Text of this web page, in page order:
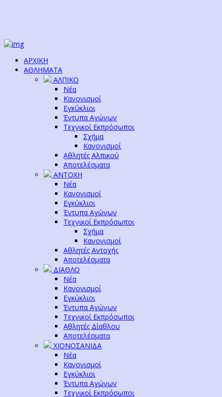
ΑΡΧΙΚΗ
ΑΘΛΗΜΑΤΑ
ΑΛΠΙΚΟ
Νέα
Κανονισμοί
Εγκύκλιοι
Έντυπα Αγώνων
Τεχνικοί Εκπρόσωποι
Σχήμα
Κανονισμοί
Αθλητές Αλπικού
Αποτελέσματα
ΑΝΤΟΧΗ
Νέα
Κανονισμοί
Εγκύκλιοι
Έντυπα Αγώνων
Τεχνικοί Εκπρόσωποι
Σχήμα
Κανονισμοί
Αθλητές Αντοχής
Αποτελέσματα
ΔΙΑΘΛΟ
Νέα
Κανονισμοί
Εγκύκλιοι
Έντυπα Αγώνων
Τεχνικοί Εκπρόσωποι
Αθλητές Δίαθλου
Αποτελέσματα
ΧΙΟΝΟΣΑΝΙΔΑ
Νέα
Κανονισμοί
Εγκύκλιοι
Έντυπα Αγώνων
Τεχνικοί Εκπρόσωποι